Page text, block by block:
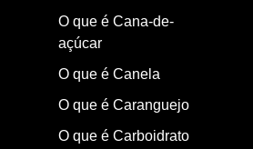
O que é Cana-de-
açúcar
O que é Canela
O que é Caranguejo
O que é Carboidrato